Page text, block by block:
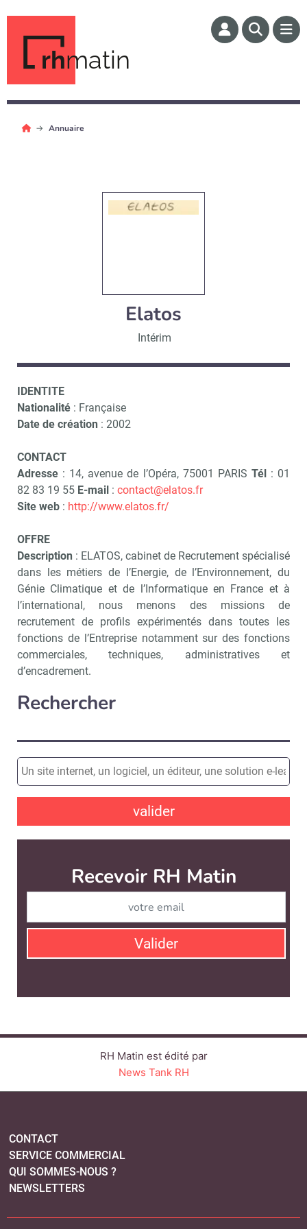
rhmatin
Annuaire
Elatos
Intérim
IDENTITE
Nationalité : Française
Date de création : 2002
CONTACT
Adresse : 14, avenue de l’Opéra, 75001 PARIS Tél: 01
82 83 19 55 E-mail : contact@elatos.fr
Site web : http://www.elatos.fr/
OFFRE
Description : ELATOS, cabinet de Recrutement spécialisé
dans les métiers de l’Energie, de l’Environnement, du
Génie Climatique et de l’Informatique en France et à
l’international, nous menons des missions de
recrutement de profils expérimentés dans toutes les
fonctions de l’Entreprise notamment sur des fonctions
commerciales, techniques, administratives et
d’encadrement.
Rechercher
valider
Recevoir RH Matin
Valider
RH Matin est édité par
News Tank RH
CONTACT
SERVICE COMMERCIAL
QUI SOMMES-NOUS ?
NEWSLETTERS